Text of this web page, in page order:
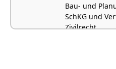
Bau- und
SchKG und
Zivilrecht